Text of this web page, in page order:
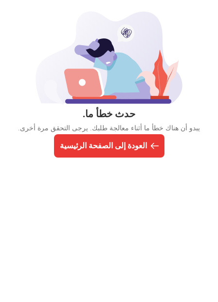
حدث خطأ ما.
يبدو أن هناك خطأ ما أثناء معالجة طلبك. يرجى التحقق مرة أخرى.
العودة إلى الصفحة الرئيسية